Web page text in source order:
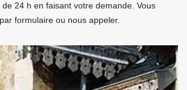
24 h en faisant votre demande. Vous
formulaire ou nous appeler.